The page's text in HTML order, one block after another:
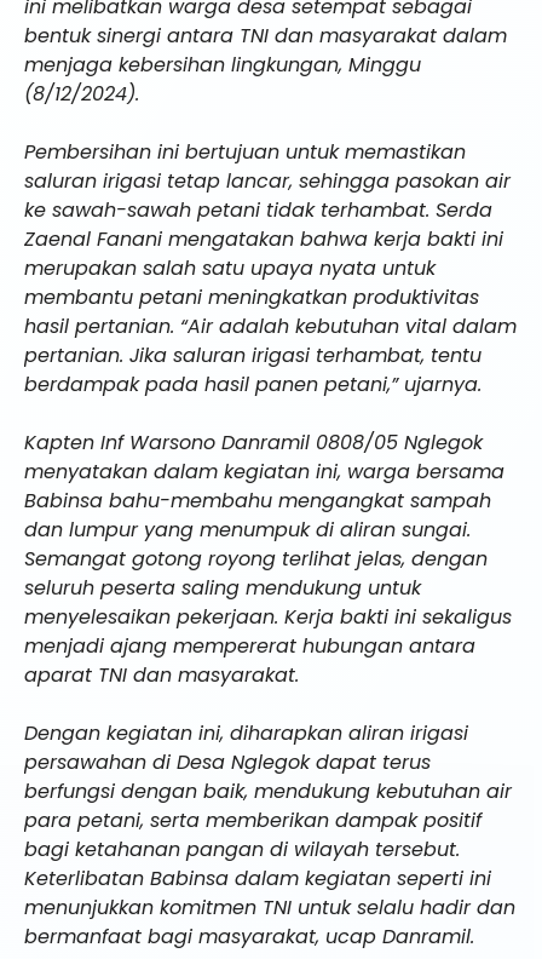
ini melibatkan warga desa setempat sebagai
bentuk sinergi antara TNI dan masyarakat dalam
menjaga kebersihan lingkungan, Minggu
(8/12/2024).
Pembersihan ini bertujuan untuk memastikan
saluran irigasi tetap lancar, sehingga pasokan air
ke sawah-sawah petani tidak terhambat. Serda
Zaenal Fanani mengatakan bahwa kerja bakti ini
merupakan salah satu upaya nyata untuk
membantu petani meningkatkan produktivitas
hasil pertanian. “Air adalah kebutuhan vital dalam
pertanian. Jika saluran irigasi terhambat, tentu
berdampak pada hasil panen petani,” ujarnya.
Kapten Inf Warsono Danramil 0808/05 Nglegok
menyatakan dalam kegiatan ini, warga bersama
Babinsa bahu-membahu mengangkat sampah
dan lumpur yang menumpuk di aliran sungai.
Semangat gotong royong terlihat jelas, dengan
seluruh peserta saling mendukung untuk
menyelesaikan pekerjaan. Kerja bakti ini sekaligus
menjadi ajang mempererat hubungan antara
aparat TNI dan masyarakat.
Dengan kegiatan ini, diharapkan aliran irigasi
persawahan di Desa Nglegok dapat terus
berfungsi dengan baik, mendukung kebutuhan air
para petani, serta memberikan dampak positif
bagi ketahanan pangan di wilayah tersebut.
Keterlibatan Babinsa dalam kegiatan seperti ini
menunjukkan komitmen TNI untuk selalu hadir dan
bermanfaat bagi masyarakat, ucap Danramil.